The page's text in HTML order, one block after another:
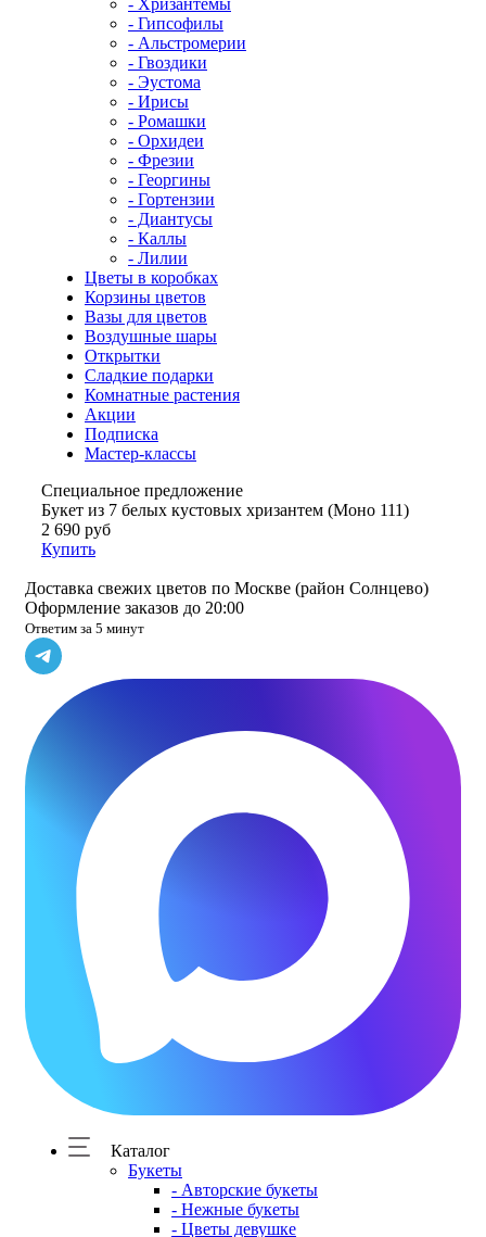
- Хризантемы
- Гипсофилы
- Альстромерии
- Гвоздики
- Эустома
- Ирисы
- Ромашки
- Орхидеи
- Фрезии
- Георгины
- Гортензии
- Диантусы
- Каллы
- Лилии
Цветы в коробках
Корзины цветов
Вазы для цветов
Воздушные шары
Открытки
Сладкие подарки
Комнатные растения
Акции
Подписка
Мастер-классы
Специальное предложение
Букет из 7 белых кустовых хризантем (Моно 111)
2 690 руб
Купить
Доставка свежих цветов по Москве (район Солнцево)
Оформление заказов до 20:00
Ответим за 5 минут
Каталог
Букеты
- Авторские букеты
- Нежные букеты
- Цветы девушке